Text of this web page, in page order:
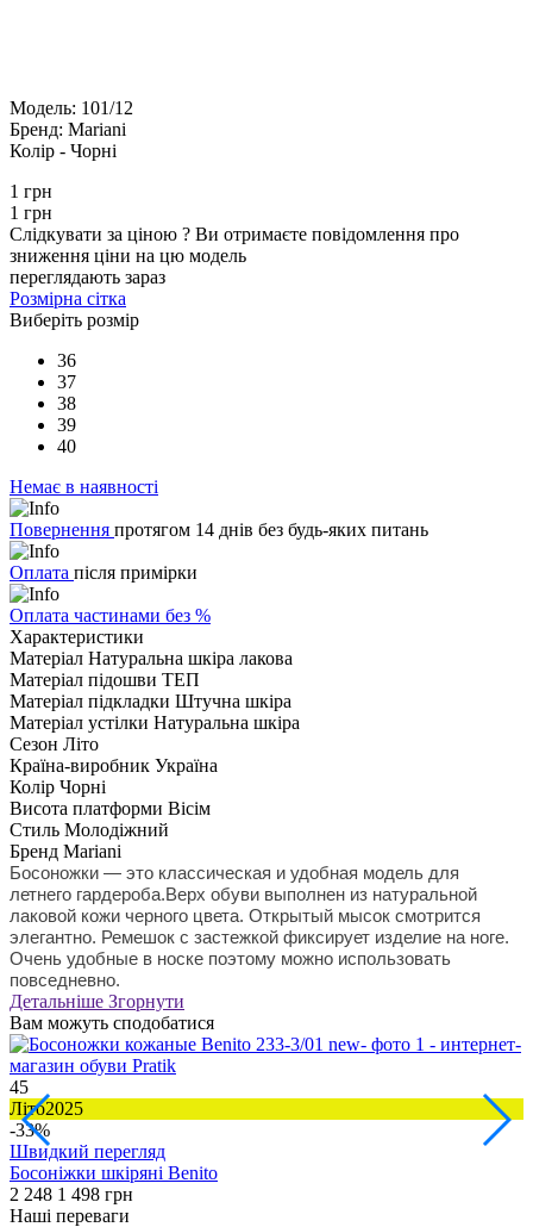
Модель: 101/12
Бренд: Mariani
Колір - Чорні
1 грн
1 грн
Слідкувати за ціною ? Ви отримаєте повідомлення про
зниження ціни на цю модель
переглядають зараз
Розмірна сітка
Виберіть розмір
36
37
38
39
40
Немає в наявності
Повернення протягом 14 днів без будь-яких питань
Оплата після примірки
Оплата частинами без %
Характеристики
Матеріал Натуральна шкіра лакова
Матеріал підошви ТЕП
Матеріал підкладки Штучна шкіра
Матеріал устілки Натуральна шкіра
Сезон Літо
Країна-виробник Україна
Колір Чорні
Висота платформи Вісім
Стиль Молодіжний
Бренд Mariani
Босоножки — это классическая и удобная модель для
летнего гардероба.Верх обуви выполнен из натуральной
лаковой кожи черного цвета. Открытый мысок смотрится
элегантно. Ремешок с застежкой фиксирует изделие на ноге.
Очень удобные в носке поэтому можно использовать
повседневно.
Детальніше Згорнути
Вам можуть сподобатися
45
Літо2025
-33%
Швидкий перегляд
Босоніжки шкіряні Benito
2 248 1 498 грн
Наші переваги